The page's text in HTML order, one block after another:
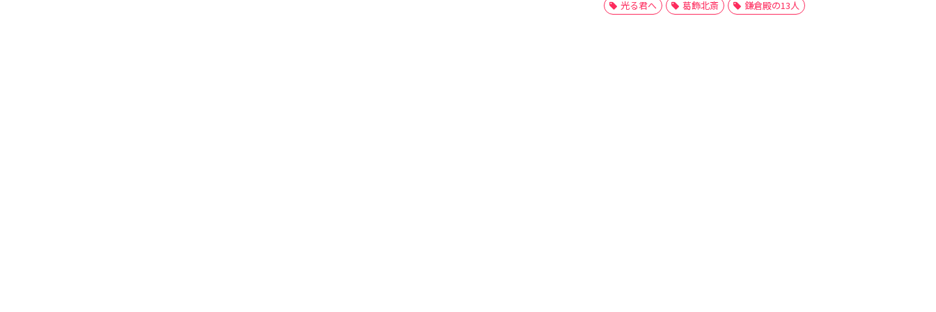
光る君へ 葛飾北斎 鎌倉殿の13人